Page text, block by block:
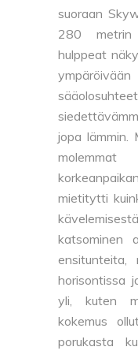
suoraan
280 metrin
hulppeat
jopa lämmin.
mietitytti
katsominen
horisontissa
yli, kuten
kokemus
porukasta